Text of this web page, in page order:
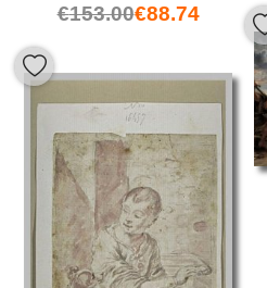
€153.00€88.74